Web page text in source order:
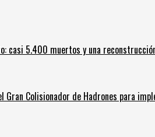
casi 5.400 muertos y una
Gran Colisionador de Hadrones para